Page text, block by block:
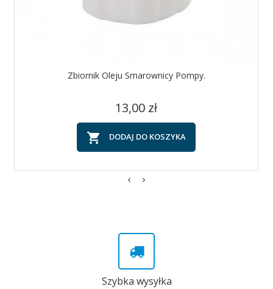
Zbiornik Oleju Smarownicy Pompy.
Cena
13,00 zł
 DODAJ DO KOSZYKA
Szybka wysyłka